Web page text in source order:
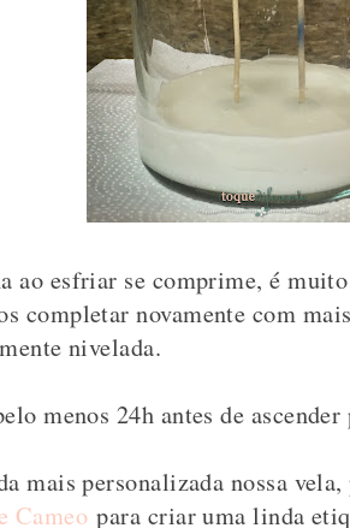
ao esfriar se comprime, é
completar novamente com
nivelada.
menos 24h antes de
mais personalizada nossa
Cameo para criar uma linda